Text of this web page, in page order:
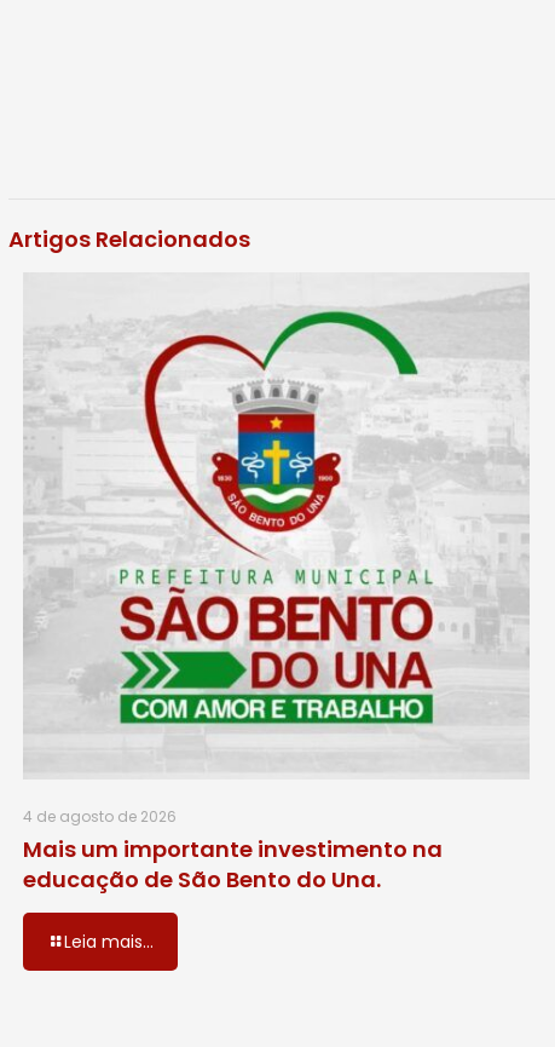
Artigos Relacionados
4 de agosto de 2026
Mais um importante investimento na
educação de São Bento do Una.
Leia mais...